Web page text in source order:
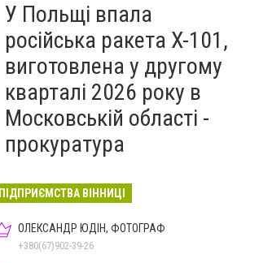
У Польщі впала
російська ракета X-101,
виготовлена у другому
кварталі 2026 року в
Московській області -
прокуратура
ПІДПРИЄМСТВА ВІННИЦІ
ОЛЕКСАНДР ЮДІН, ФОТОГРАФ
+380(67)902-39-26